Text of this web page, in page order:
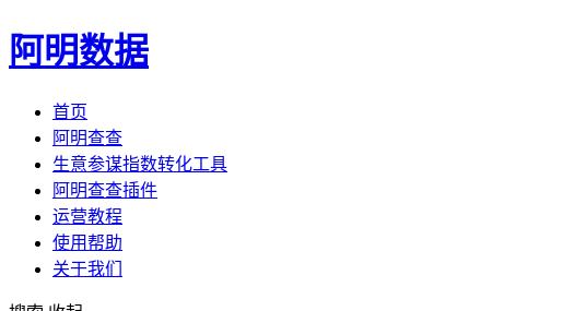
阿明数据
首页
阿明查查
生意参谋指数转化工具
阿明查查插件
运营教程
使用帮助
关于我们